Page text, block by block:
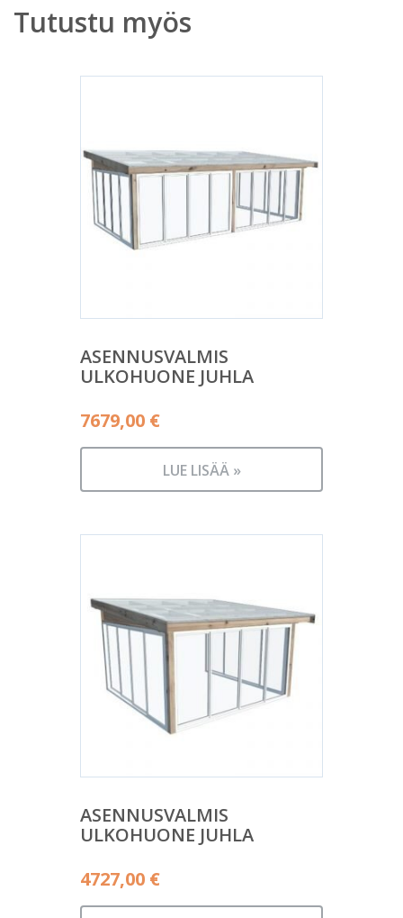
Tutustu myös
ASENNUSVALMIS
ULKOHUONE JUHLA
7679,00 €
LUE LISÄÄ »
ASENNUSVALMIS
ULKOHUONE JUHLA
4727,00 €